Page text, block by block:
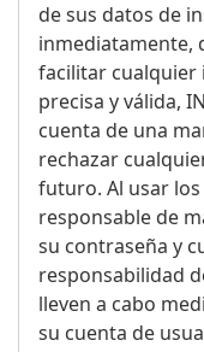
de sus datos de
inmediatamente,
facilitar cualquier
precisa y válida,
cuenta de una
rechazar
futuro. Al usar
responsable de
su contraseña y
responsabilidad
lleven a cabo
su cuenta de